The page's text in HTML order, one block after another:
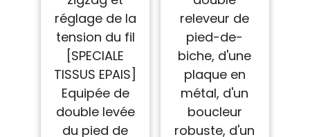
réglage de la
tension du fil
[SPECIALE
TISSUS EPAIS]
Equipée de
double levée
du pied de
releveur de
pied-de-
biche, d'une
plaque en
métal, d'un
boucleur
robuste, d'un